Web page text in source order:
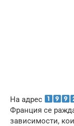
На адрес
Франция се
зависимости,